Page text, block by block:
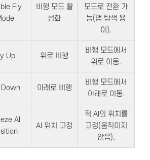
Fly
비행 모드 활
성화
모드로 전환 가
능(맵 탐색 용
이).
Up 위로 비행
비행 모드에서
위로 이동.
Down 아래로 비행
비행 모드에서
아래로 이동.
AI
AI 위치 고정
적 AI의 위치를
고정(움직이지
않음).